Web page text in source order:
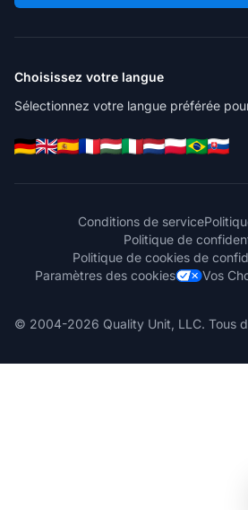
Choisissez votre langue
Sélectionnez votre langue préférée
Conditions de service
Politique de
Politique de cookies de
Paramètres des cookies
Vos
© 2004-2026 Quality Unit, LLC. Tous